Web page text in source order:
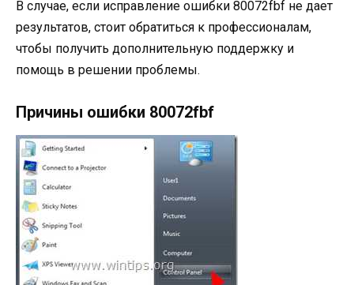
В случае, если исправление ошибки 80072fbf не дает
результатов, стоит обратиться к профессионалам,
чтобы получить дополнительную поддержку и
помощь в решении проблемы.
Причины ошибки 80072fbf